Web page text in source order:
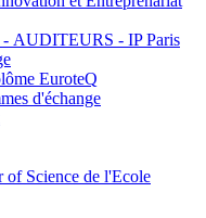
AUDITEURS - IP Paris
EuroteQ
d'échange
Science de l'Ecole